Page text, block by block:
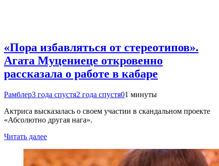
«Пора избавляться от стереотипов».
Агата Муцениеце откровенно
рассказала о работе в кабаре
Рамблер3 года спустя2 года спустя01 минуты
Актриса высказалась о своем участии в скандальном проекте
«Абсолютно другая нага».
Читать далее